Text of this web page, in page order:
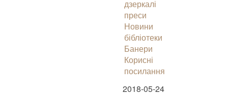
дзеркалі
преси
Новини
бібліотеки
Банери
Корисні
посилання
2018-05-24